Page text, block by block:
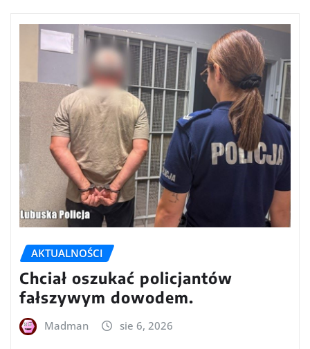
AKTUALNOŚCI
Chciał oszukać policjantów
fałszywym dowodem.
Madman sie 6, 2026